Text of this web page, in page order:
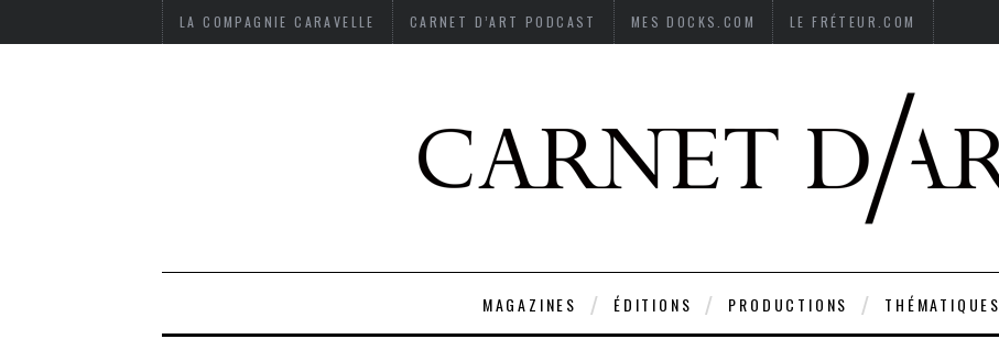
LA COMPAGNIE CARAVELLE CARNET D’ART PODCAST MES DOCKS.COM LE FRÉTEUR.COM
MAGAZINES ÉDITIONS PRODUCTIONS THÉMATIQUES